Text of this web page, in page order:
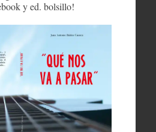
y ed. bolsillo!